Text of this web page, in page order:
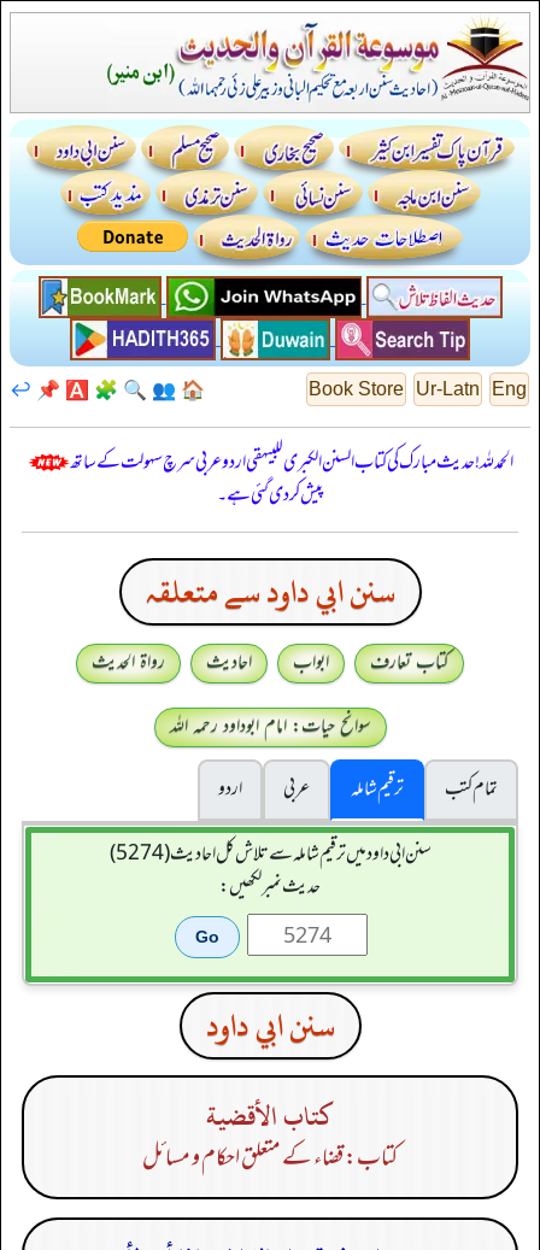
Eng
Ur-Latn
Book Store
🏠
👥
🔍
🧩
🅰️
📌
↩️
الحمدللہ! حدیث مبارک کی کتاب السنن الكبرى للبيهقي اردو عربی سرچ سہولت کے ساتھ
پیش کر دی گئی ہے۔
سنن ابي داود سے متعلقہ
کتاب تعارف ابواب احادیث
رواۃ الحدیث
سوانح حیات: امام ابوداود رحمہ اللہ
تمام کتب
ترقیم شاملہ عربی
اردو
سنن ابي داود میں ترقیم شاملہ سے تلاش کل احادیث (5274)
حدیث نمبر لکھیں:
سنن ابي داود
كتاب الأقضية
کتاب: قضاء کے متعلق احکام و مسائل